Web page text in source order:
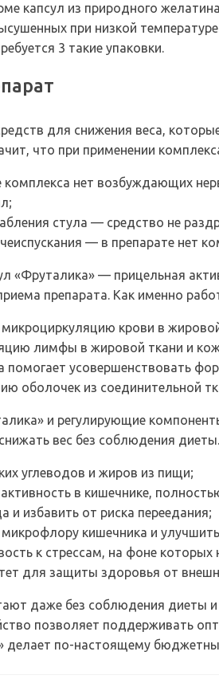
капсул из природного
при низкой
3 такие упаковки.
для снижения веса,
что при применении
нет возбуждающих
стула — средство не
— в препарате нет
«Фруталика» — прицельная
препарата. Как именно
крови в
лимфы в жировой ткани и
помогает усовершенствовать
оболочек из соединительной
и регулирующие
вес без соблюдения
углеводов и жиров из пищи;
в кишечнике,
и избавить от риска переедания;
кишечника и
к стрессам, на фоне
для защиты здоровья от
даже без соблюдения диеты и
позволяет поддерживать
делает по-настоящему